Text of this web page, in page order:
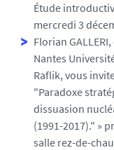
Étude
mercredi 3
Florian
Nantes
Raflik, vous
"Paradoxe
dissuasion
(1991-2017)." »
salle rez-de-